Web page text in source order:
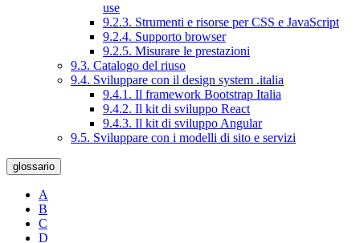
use
9.2.3. Strumenti e risorse per CSS e JavaScript
9.2.4. Supporto browser
9.2.5. Misurare le prestazioni
9.3. Catalogo del riuso
9.4. Sviluppare con il design system .italia
9.4.1. Il framework Bootstrap Italia
9.4.2. Il kit di sviluppo React
9.4.3. Il kit di sviluppo Angular
9.5. Sviluppare con i modelli di sito e servizi
glossario
A
B
C
D